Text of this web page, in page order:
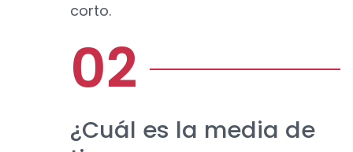
corto.
¿Cuál es la media de